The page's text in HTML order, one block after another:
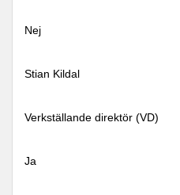
Nej
Stian Kildal
Verkställande direktör (VD)
Ja